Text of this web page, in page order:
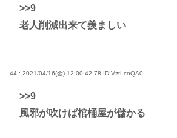
>>9
老人削減出来て羨ましい
44 : 2021/04/16(金) 12:00:42.78 ID:VztLcoQA0
>>9
風邪が吹けば棺桶屋が儲かる